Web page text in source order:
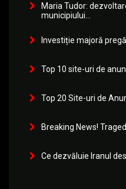
Maria Tudor:
municipiului...
Investiție majoră
Top 10 site-uri de
Top 20 Site-uri de
Breaking News!
Ce dezvăluie Iranul